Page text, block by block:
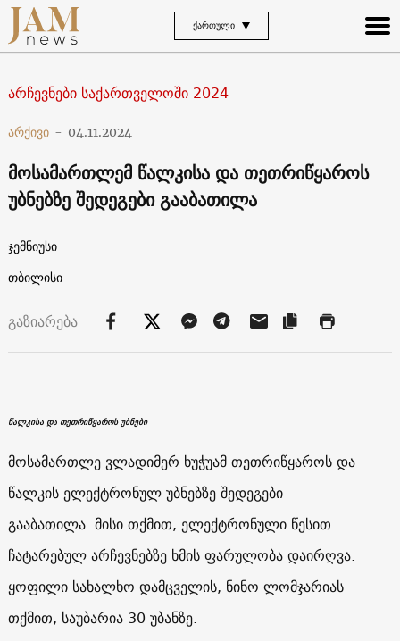
ᲥᲐᲠᲗᲣᲚᲘ
არჩევნები საქართველოში 2024
არქივი - 04.11.2024
მოსამართლემ წალკისა და თეთრიწყაროს
უბნებზე შედეგები გააბათილა
ჯემნიუსი
თბილისი
გაზიარება
წალკისა და თეთრიწყაროს უბნები
მოსამართლე ვლადიმერ ხუჭუამ თეთრიწყაროს და
წალკის ელექტრონულ უბნებზე შედეგები
გააბათილა. მისი თქმით, ელექტრონული წესით
ჩატარებულ არჩევნებზე ხმის ფარულობა დაირღვა.
ყოფილი სახალხო დამცველის, ნინო ლომჯარიას
თქმით, საუბარია 30 უბანზე.